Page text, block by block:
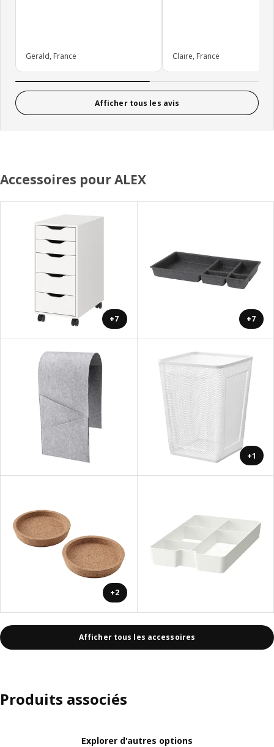
Gerald, France Claire, France
Afficher tous les avis
Accessoires pour ALEX
+7 +7
+1
+2
Afficher tous les accessoires
Produits associés
Explorer d'autres options